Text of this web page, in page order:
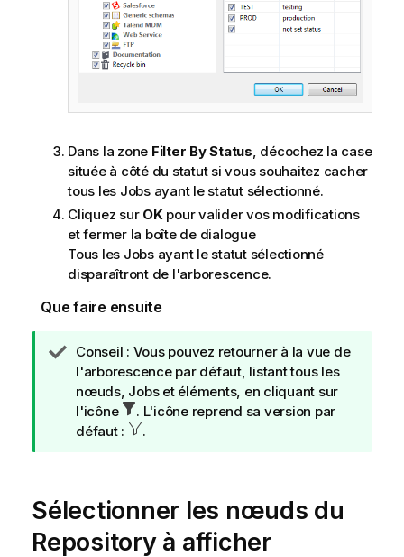
Dans la zone Filter By Status, décochez la case
située à côté du statut si vous souhaitez cacher
tous les Jobs ayant le statut sélectionné.
Cliquez sur OKpour valider vos modifications
et fermer la boîte de dialogue
Tous les Jobs ayant le statut sélectionné
disparaîtront de l'arborescence.
Que faire ensuite
N
o
t
e
I
r
a
Conseil : Vous pouvez retourner à la vue de
l'arborescence par défaut, listant tous les
nœuds, Jobs et éléments, en cliquant sur
l'icône
. L'icône reprend sa version par
défaut :
.
Sélectionner les nœuds du
Repository à afficher